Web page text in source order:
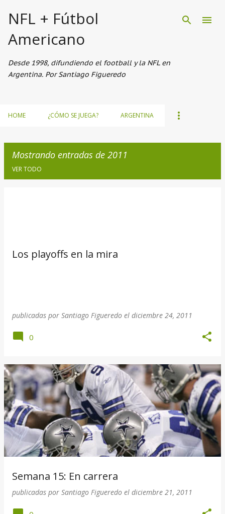
Ir al contenido principal
NFL + Fútbol
Americano
Desde 1998, difundiendo el football y la NFL en
Argentina. Por Santiago Figueredo
HOME ¿CÓMO SE JUEGA? ARGENTINA
Mostrando entradas de 2011
VER TODO
Los playoffs en la mira
publicadas por Santiago Figueredo el diciembre 24, 2011
0
Semana 15: En carrera
publicadas por Santiago Figueredo el diciembre 21, 2011